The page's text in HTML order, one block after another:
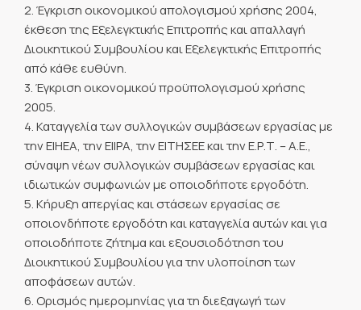
2. Έγκριση οικονομικού απολογισμού χρήσης 2004,
έκθεση της Εξελεγκτικής Επιτροπής και απαλλαγή
Διοικητικού Συμβουλίου και Εξελεγκτικής Επιτροπής
από κάθε ευθύνη.
3. Έγκριση οικονομικού προϋπολογισμού χρήσης
2005.
4. Καταγγελία των συλλογικών συμβάσεων εργασίας με
την ΕΙΗΕΑ, την ΕΙΙΡΑ, την ΕΙΤΗΣΕΕ και την Ε.Ρ.Τ. – Α.Ε.,
σύναψη νέων συλλογικών συμβάσεων εργασίας και
ιδιωτικών συμφωνιών με οποιοδήποτε εργοδότη.
5. Κήρυξη απεργίας και στάσεων εργασίας σε
οποιονδήποτε εργοδότη και καταγγελία αυτών και για
οποιοδήποτε ζήτημα και εξουσιοδότηση του
Διοικητικού Συμβουλίου για την υλοποίηση των
αποφάσεων αυτών.
6. Ορισμός ημερομηνίας για τη διεξαγωγή των